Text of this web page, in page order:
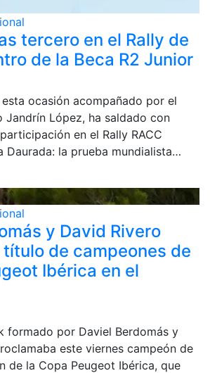
tercero en el Rally de
de la Beca R2 Junior
ocasión acompañado por el
López, ha saldado con
en el Rally RACC
Daurada: la prueba mundialista…
y David Rivero
de campeones de
Ibérica en el
formado por Daviel Berdomás y
este viernes campeón de
de la Copa Peugeot Ibérica, que